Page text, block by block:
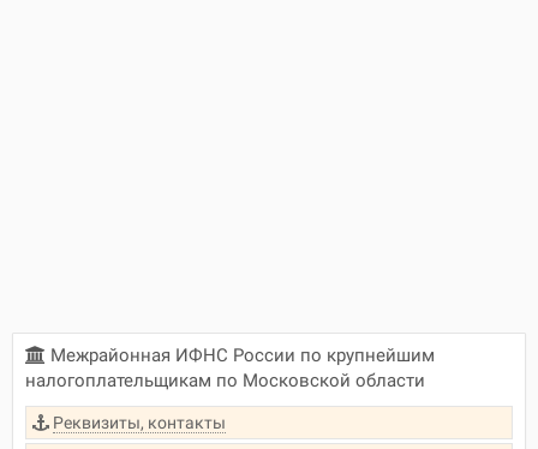
Межрайонная ИФНС России по крупнейшим
налогоплательщикам по Московской области
Реквизиты, контакты